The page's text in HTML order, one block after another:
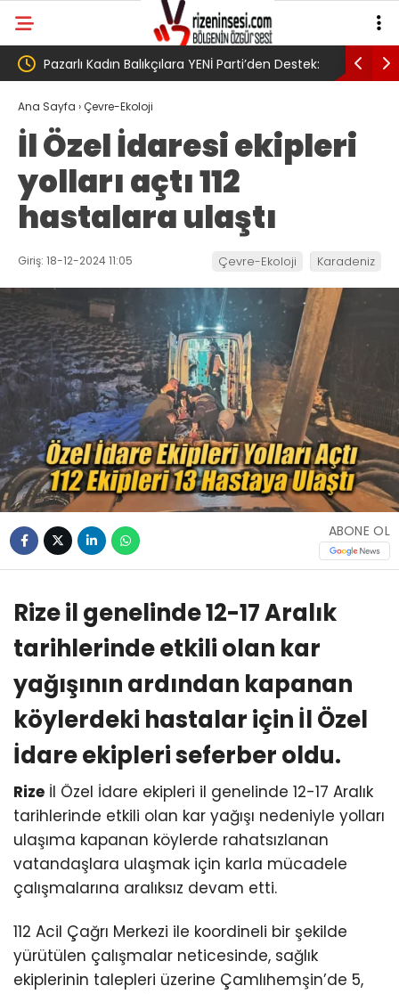
Destek: AV. Süzen “Meclis’e gelen Çerçeve
Yasa Türkiye’de yeni bir başlangıç için
umudumuzun fidesi olmuştur”
Ana Sayfa ›Çevre-Ekoloji
İl Özel İdaresi ekipleri
yolları açtı 112
hastalara ulaştı
Giriş: 18-12-2024 11:05 Çevre-Ekoloji Karadeniz
ABONE OL
Rize il genelinde 12-17 Aralık
tarihlerinde etkili olan kar
yağışının ardından kapanan
köylerdeki hastalar için İl Özel
İdare ekipleri seferber oldu.
Rize İl Özel İdare ekipleri il genelinde 12-17 Aralık
tarihlerinde etkili olan kar yağışı nedeniyle yolları
ulaşıma kapanan köylerde rahatsızlanan
vatandaşlara ulaşmak için karla mücadele
çalışmalarına aralıksız devam etti.
112 Acil Çağrı Merkezi ile koordineli bir şekilde
yürütülen çalışmalar neticesinde, sağlık
ekiplerinin talepleri üzerine Çamlıhemşin’de 5,